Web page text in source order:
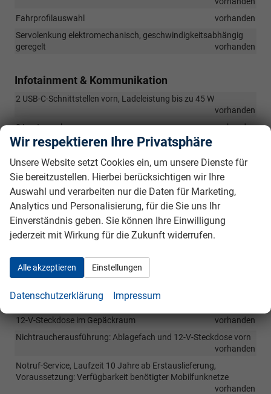
Fahrprofilauswahl
vorhanden
Servolenkung elektromechanisch, geschwindigkeitsabhängig
geregelt
vorhanden
Infotainment & Kommunikation
2 USB-C-Schnittstellen vorn, Ladeleistung bis zu 45 W
vorhanden
8 Lautsprecher
vorhanden
App-Connect Wireless für Apple CarPlay und Android Auto
Digital Cockpit Pro, mehrfarbig, verschiedene Info-Profile
Digitaler Radioempfang DAB+
Infotainment-System "READY to DISCOVER" mit 32,7-cm-Display
(12,9 Zoll)
Vorbereitet für "VW Connect" und "VW Connect Plus"
Vorbereitet für spätere Freischaltung: Navigationssystem
12-V-Steckdose im Gepäckraum
vorhanden
Nichtraucherausführung: Ablagefach und 12-V-Steckdose vorn
vorhanden
Notruf-Service, Laufzeit 10 Jahre ab Erstauslieferung,
Voraussetzung: Verfügbarkeit benötigter Mobilfunknetze
vorhanden
Wir respektieren Ihre Privatsphäre
Unsere Website setzt Cookies ein, um unsere Dienste für
Sie bereitzustellen. Hierbei berücksichtigen wir Ihre
Auswahl und verarbeiten nur die Daten für Marketing,
Analytics und Personalisierung, für die Sie uns Ihr
Einverständnis geben. Sie können Ihre Einwilligung
jederzeit mit Wirkung für die Zukunft widerrufen.
Alle akzeptieren Einstellungen
Datenschutzerklärung Impressum